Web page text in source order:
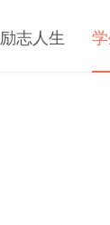
励志人生